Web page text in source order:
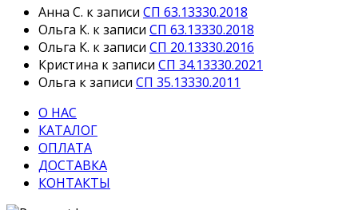
Анна С. к записи СП 63.13330.2018
Ольга К. к записи СП 63.13330.2018
Ольга К. к записи СП 20.13330.2016
Кристина к записи СП 34.13330.2021
Ольга к записи СП 35.13330.2011
О НАС
КАТАЛОГ
ОПЛАТА
ДОСТАВКА
КОНТАКТЫ